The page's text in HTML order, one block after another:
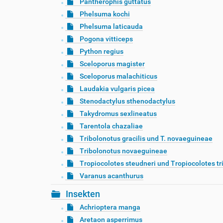
Phelsuma kochi
Phelsuma laticauda
Pogona vitticeps
Python regius
Sceloporus magister
Sceloporus malachiticus
Laudakia vulgaris picea
Stenodactylus sthenodactylus
Takydromus sexlineatus
Tarentola chazaliae
Tribolonotus gracilis und T. novaeguineae
Tribolonotus novaeguineae
Tropiocolotes steudneri und Tropiocolotes
Varanus acanthurus
Insekten
Achrioptera manga
Aretaon asperrimus